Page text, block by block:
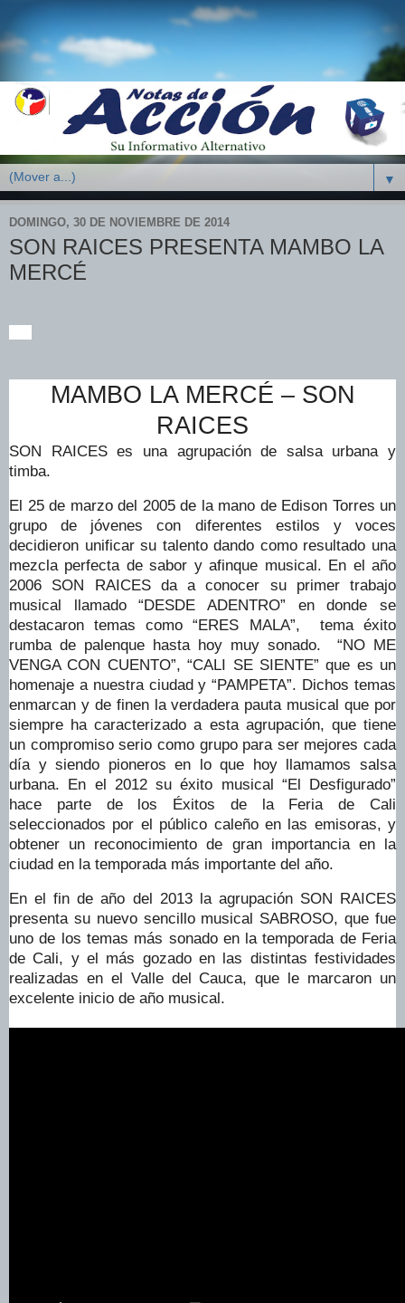
▼
DOMINGO, 30 DE NOVIEMBRE DE 2014
SON RAICES PRESENTA MAMBO LA
MERCÉ
MAMBO LA MERCÉ – SON
RAICES
SON RAICES es una agrupación de salsa urbana y
timba.
El 25 de marzo del 2005 de la mano de Edison Torres un
grupo de jóvenes con diferentes estilos y voces
decidieron unificar su talento dando como resultado una
mezcla perfecta de sabor y afinque musical. En el año
2006 SON RAICES da a conocer su primer trabajo
musical llamado “DESDE ADENTRO” en donde se
destacaron temas como “ERES MALA”, tema éxito
rumba de palenque hasta hoy muy sonado. “NO ME
VENGA CON CUENTO”, “CALI SE SIENTE” que es un
homenaje a nuestra ciudad y “PAMPETA”. Dichos temas
enmarcan y de finen la verdadera pauta musical que por
siempre ha caracterizado a esta agrupación, que tiene
un compromiso serio como grupo para ser mejores cada
día y siendo pioneros en lo que hoy llamamos salsa
urbana. En el 2012 su éxito musical “El Desfigurado”
hace parte de los Éxitos de la Feria de Cali
seleccionados por el público caleño en las emisoras, y
obtener un reconocimiento de gran importancia en la
ciudad en la temporada más importante del año.
En el fin de año del 2013 la agrupación SON RAICES
presenta su nuevo sencillo musical SABROSO, que fue
uno de los temas más sonado en la temporada de Feria
de Cali, y el más gozado en las distintas festividades
realizadas en el Valle del Cauca, que le marcaron un
excelente inicio de año musical.